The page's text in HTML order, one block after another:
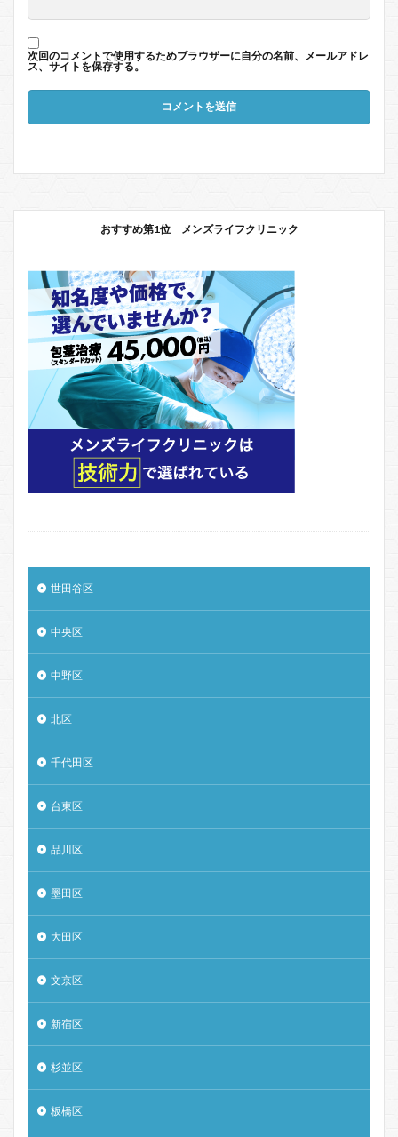
次回のコメントで使用するためブラウザーに自分の名前、メールアドレ
ス、サイトを保存する。
おすすめ第1位 メンズライフクリニック
世田谷区
中央区
中野区
北区
千代田区
台東区
品川区
墨田区
大田区
文京区
新宿区
杉並区
板橋区